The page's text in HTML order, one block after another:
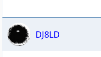
DJ8LD